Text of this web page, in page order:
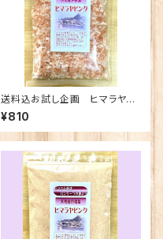
送料込お試し企画 ヒマラヤ岩
塩 300g ミル用粗粒3〜5mm
タイプ
¥810